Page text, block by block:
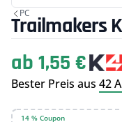
PC
Trailmakers
ab 1,55 €
Bester Preis aus 42
14 % Coupon